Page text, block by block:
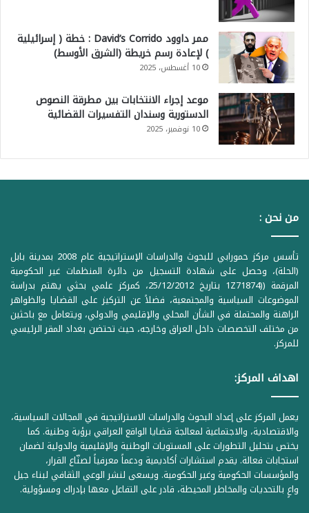
ممر داوود David’s Corrido : خطة ( إسرائيلية
) لإعادة رسم خريطة (الشرق الأوسط)
10 أغسطس، 2025
موعد إجراء الانتخابات بين مطرقة النصوص
الدستورية وسندان التفسيرات القضائية
10 نوفمبر، 2025
من نحن :
تأسس مركز حمورابي للبحوث والدراسات الإستراتيجية عام 2008 بمدينة بابل
(الحلة)، وحصل على شهادة التسجيل من دائرة المنظمات غير الحكومية
المرقمة ((1Z71874 بتاريخ 25/12/2012، كمركز علمي بحثي يهتم بدراسة
الموضوعات السياسية والمجتمعية، فضلاً عن التركيز على القضايا والظواهر
الراهنة والمحتملة في الشأن المحلي والإقليمي والدولي، ويتعامل مع باحثين
من مختلف التخصصات داخل العراق وخارجه، حيث تحتضن بغداد المقر الرئيسي
للمركز.
اهداف المركز:
يعمل المركز على إعداد البحوث والدراسات الاستراتيجية في المجالات السياسية،
والاقتصادية، والاجتماعية لمعالجة قضايا الواقع العراقي برؤية وطنية. كما
يختص بتحليل التطورات على المستويات الوطنية والإقليمية والدولية لضمان
استجابات فعالة. يقدم استشارات أكاديمية ودعماً معرفياً لصنّاع القرار،
والمؤسسات الحكومية وغير الحكومية. ويسعى لنشر الوعي الثقافي لبناء جيل
واعٍ بالتحديات والمخاطر المحيطة، قادر على التفاعل معها بإدراك ومسؤولية.